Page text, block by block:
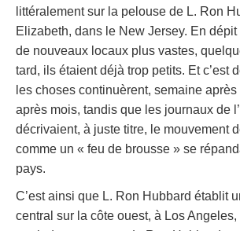
littéralement sur la pelouse de L. Ron
Elizabeth, dans le New Jersey. En dépit
de nouveaux locaux plus vastes,
tard, ils étaient déjà trop petits. Et c’est
les choses continuèrent, semaine
après mois, tandis que les journaux de
décrivaient, à juste titre, le mouvement
comme un « feu de brousse » se
pays.
C’est ainsi que L. Ron Hubbard établit
central sur la côte ouest, à Los